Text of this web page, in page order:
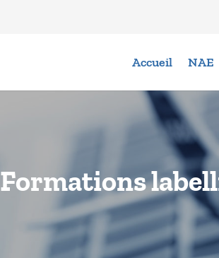
Accueil NAE
Formations